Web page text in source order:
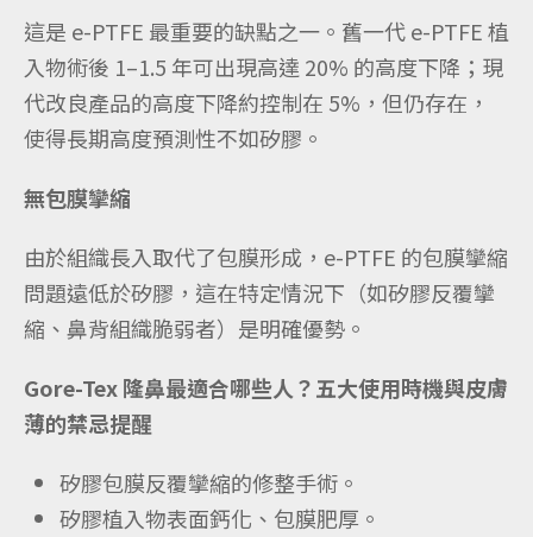
這是 e-PTFE 最重要的缺點之一。舊一代 e-PTFE 植
入物術後 1–1.5 年可出現高達 20% 的高度下降；現
代改良產品的高度下降約控制在 5%，但仍存在，
使得長期高度預測性不如矽膠。
無包膜攣縮
由於組織長入取代了包膜形成，e-PTFE 的包膜攣縮
問題遠低於矽膠，這在特定情況下（如矽膠反覆攣
縮、鼻背組織脆弱者）是明確優勢。
Gore-Tex 隆鼻最適合哪些人？五大使用時機與皮膚
薄的禁忌提醒
矽膠包膜反覆攣縮的修整手術。
矽膠植入物表面鈣化、包膜肥厚。